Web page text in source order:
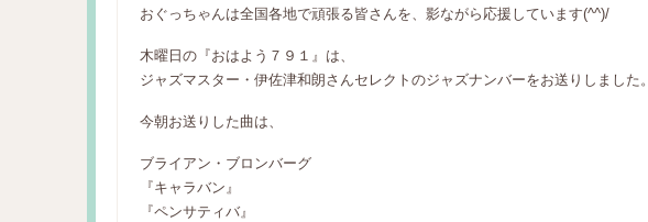
おぐっちゃんは全国各地で頑張る皆さんを、影ながら応援しています(^^)/
木曜日の『おはよう７９１』は、
ジャズマスター・伊佐津和朗さんセレクトのジャズナンバーをお送りしました。
今朝お送りした曲は、
ブライアン・ブロンバーグ
『キャラバン』
『ペンサティバ』